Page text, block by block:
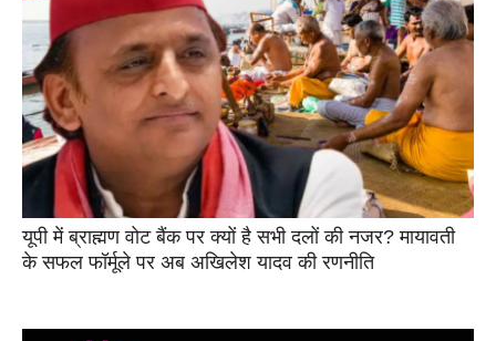
यूपी में ब्राह्मण वोट बैंक पर क्यों है सभी दलों की नजर? मायावती
के सफल फॉर्मूले पर अब अखिलेश यादव की रणनीति